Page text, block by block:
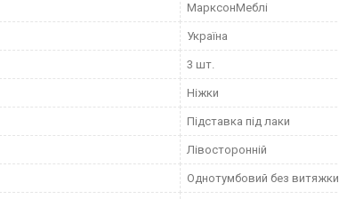
МарксонМеблі
Україна
3 шт.
Ніжки
Підставка під лаки
Лівосторонній
Однотумбовий без витяжки